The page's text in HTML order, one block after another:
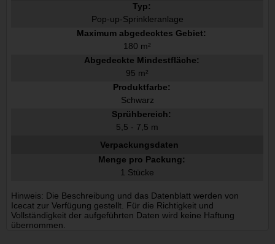
Typ:
Pop-up-Sprinkleranlage
Maximum abgedecktes Gebiet:
180 m²
Abgedeckte Mindestfläche:
95 m²
Produktfarbe:
Schwarz
Sprühbereich:
5,5 - 7,5 m
Verpackungsdaten
Menge pro Packung:
1 Stücke
Hinweis: Die Beschreibung und das Datenblatt werden von
Icecat zur Verfügung gestellt. Für die Richtigkeit und
Vollständigkeit der aufgeführten Daten wird keine Haftung
übernommen.